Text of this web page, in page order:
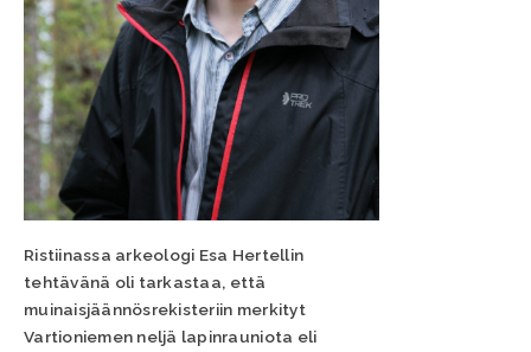
Ristiinassa arkeologi Esa Hertellin
tehtävänä oli tarkastaa, että
muinaisjäännösrekisteriin merkityt
Vartioniemen neljä lapinrauniota eli